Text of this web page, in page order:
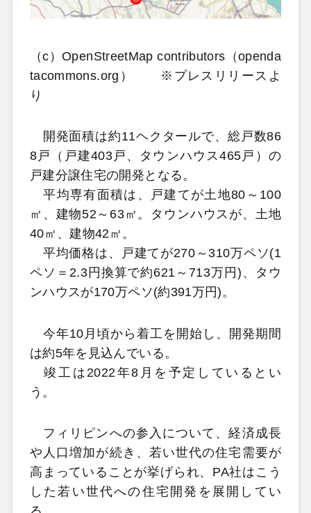
（c）OpenStreetMap contributors（openda
tacommons.org） ※プレスリリースよ
り
開発面積は約11ヘクタールで、総戸数86
8戸（戸建403戸、タウンハウス465戸）の
戸建分譲住宅の開発となる。
平均専有面積は、戸建てが土地80～100
㎡、建物52～63㎡。タウンハウスが、土地
40㎡、建物42㎡。
平均価格は、戸建てが270～310万ペソ(1
ペソ＝2.3円換算で約621～713万円)、タウ
ンハウスが170万ペソ(約391万円)。
今年10月頃から着工を開始し、開発期間
は約5年を見込んでいる。
竣工は2022年8月を予定しているとい
う。
フィリピンへの参入について、経済成長
や人口増加が続き、若い世代の住宅需要が
高まっていることが挙げられ、PA社はこう
した若い世代への住宅開発を展開してい